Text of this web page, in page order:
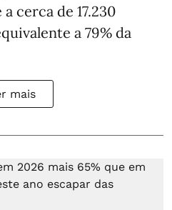
cerca de 17.230
a 79% da
mais